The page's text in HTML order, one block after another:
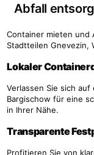
Abfall
Container mieten und
Stadtteilen Gnevezin,
Lokaler
Verlassen Sie sich
Bargischow für eine
in Ihrer Nähe.
Transparente
Profitieren Sie von